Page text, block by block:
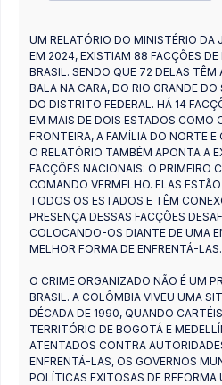
UM RELATÓRIO DO MINISTÉRIO
EM 2024, EXISTIAM 88 FACÇÕES DE
BRASIL. SENDO QUE 72 DELAS
BALA NA CARA, DO RIO GRANDE
DO DISTRITO FEDERAL. HÁ 14
EM MAIS DE DOIS ESTADOS COMO
FRONTEIRA, A FAMÍLIA DO NORTE E
O RELATÓRIO TAMBÉM APONTA A
FACÇÕES NACIONAIS: O PRIMEIRO
COMANDO VERMELHO. ELAS
TODOS OS ESTADOS E TÊM
PRESENÇA DESSAS FACÇÕES
COLOCANDO-OS DIANTE DE UMA
MELHOR FORMA DE ENFRENTÁ-LAS.
O CRIME ORGANIZADO NÃO É UM
BRASIL. A COLÔMBIA VIVEU UMA
DÉCADA DE 1990, QUANDO
TERRITÓRIO DE BOGOTÁ E
ATENTADOS CONTRA
ENFRENTÁ-LAS, OS GOVERNOS
POLÍTICAS EXITOSAS DE REFORMA